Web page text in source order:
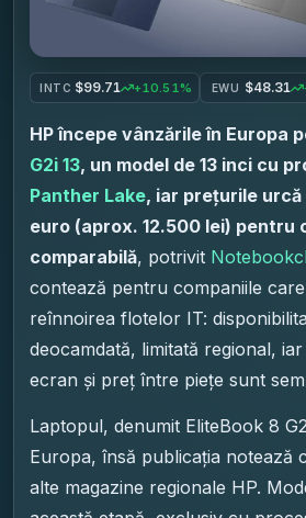
INTC $99.71 +10.51% EWU $48.31
HP începe vânzările în Europa
G2i 13, un model de 13 inci cu
Panther Lake, iar prețurile urcă
euro (aprox. 12.500 lei) pentru
comparabilă, potrivit
contează pentru companiile
reînnoirea flotelor IT:
deocamdată, limitată regional,
ecran și preț între piețe sunt
Laptopul, denumit EliteBook 8
Europa, însă publicația notează
alte magazine regionale HP.